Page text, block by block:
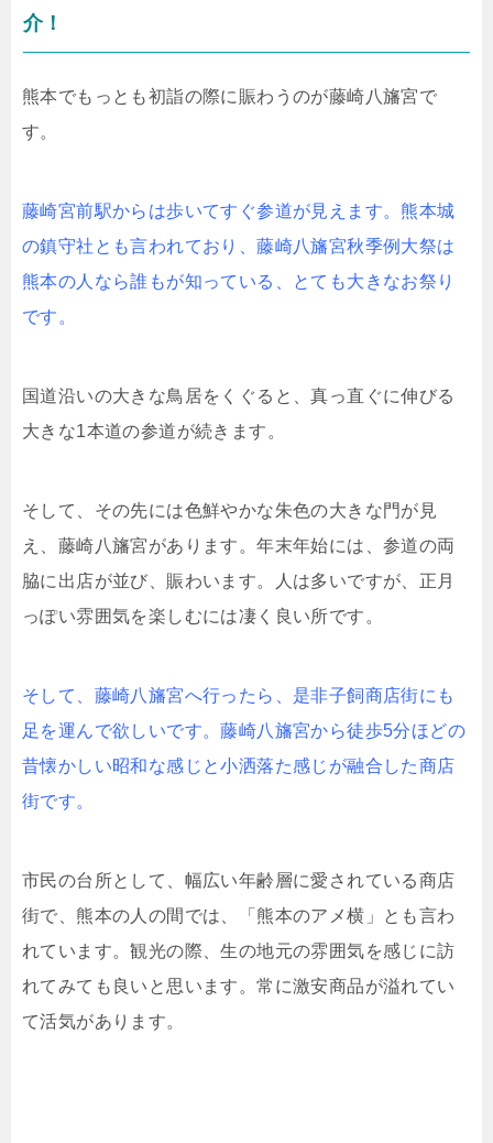
介！
熊本でもっとも初詣の際に賑わうのが藤崎八旛宮で
す。
藤崎宮前駅からは歩いてすぐ参道が見えます。熊本城
の鎮守社とも言われており、藤崎八旛宮秋季例大祭は
熊本の人なら誰もが知っている、とても大きなお祭り
です。
国道沿いの大きな鳥居をくぐると、真っ直ぐに伸びる
大きな1本道の参道が続きます。
そして、その先には色鮮やかな朱色の大きな門が見
え、藤崎八旛宮があります。年末年始には、参道の両
脇に出店が並び、賑わいます。人は多いですが、正月
っぽい雰囲気を楽しむには凄く良い所です。
そして、藤崎八旛宮へ行ったら、是非子飼商店街にも
足を運んで欲しいです。藤崎八旛宮から徒歩5分ほどの
昔懐かしい昭和な感じと小洒落た感じが融合した商店
街です。
市民の台所として、幅広い年齢層に愛されている商店
街で、熊本の人の間では、「熊本のアメ横」とも言わ
れています。観光の際、生の地元の雰囲気を感じに訪
れてみても良いと思います。常に激安商品が溢れてい
て活気があります。